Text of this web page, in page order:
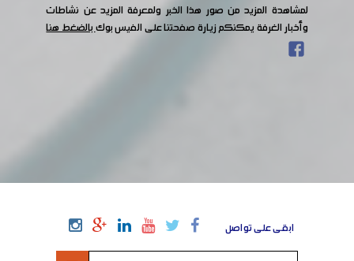
لمشاهدة المزيد من صور هذا الخبر ولمعرفة المزيد عن نشاطات
وأخبار الغرفة يمكنكم زيارة صفحتنا على الفيس بوكبالضغط هنا
ابقى على تواصل